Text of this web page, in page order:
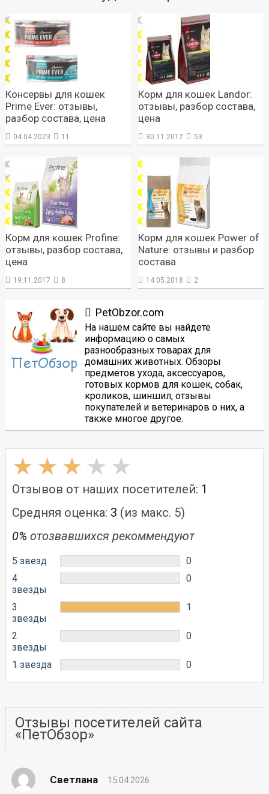
Консервы для кошек
Prime Ever: отзывы,
разбор состава, цена
04.04.2023 11
Корм для кошек Landor:
отзывы, разбор состава,
цена
30.11.2017 53
Корм для кошек Profine:
отзывы, разбор состава,
цена
19.11.2017 8
Корм для кошек Power of
Nature: отзывы и разбор
состава
14.05.2018 2
PetObzor.com
На нашем сайте вы найдете
информацию о самых
разнообразных товарах для
домашних животных. Обзоры
предметов ухода, аксессуаров,
готовых кормов для кошек, собак,
кроликов, шиншил, отзывы
покупателей и ветеринаров о них, а
также многое другое.
Отзывов от наших посетителей: 1
Средняя оценка: 3 (из макс. 5)
0% отозвавшихся рекоммендуют
5 звезд
0
4
звезды
0
3
звезды
1
2
звезды
0
1 звезда 0
Отзывы посетителей сайта
«ПетОбзор»
Светлана 15.04.2026